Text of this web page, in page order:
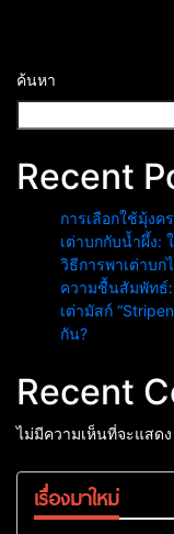
ค้นหา
Recent
การเลือกใช้มุ้งค
เต่าบกกับน้ำผึ้ง:
วิธีการพาเต่าบ
ความชื้นสัมพัทธ์
เต่ามัสก์
กัน?
Recent
ไม่มีความเห็นที่จะแสดง
เรื่องมาใหม่